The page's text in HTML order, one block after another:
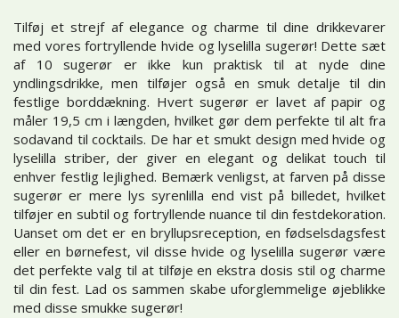
Tilføj et strejf af elegance og charme til dine drikkevarer
med vores fortryllende hvide og lyselilla sugerør! Dette sæt
af 10 sugerør er ikke kun praktisk til at nyde dine
yndlingsdrikke, men tilføjer også en smuk detalje til din
festlige borddækning. Hvert sugerør er lavet af papir og
måler 19,5 cm i længden, hvilket gør dem perfekte til alt fra
sodavand til cocktails. De har et smukt design med hvide og
lyselilla striber, der giver en elegant og delikat touch til
enhver festlig lejlighed. Bemærk venligst, at farven på disse
sugerør er mere lys syrenlilla end vist på billedet, hvilket
tilføjer en subtil og fortryllende nuance til din festdekoration.
Uanset om det er en bryllupsreception, en fødselsdagsfest
eller en børnefest, vil disse hvide og lyselilla sugerør være
det perfekte valg til at tilføje en ekstra dosis stil og charme
til din fest. Lad os sammen skabe uforglemmelige øjeblikke
med disse smukke sugerør!